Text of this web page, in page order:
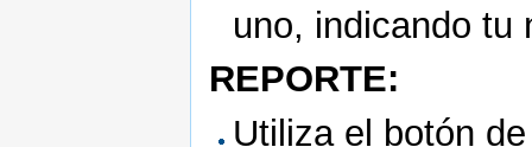
uno, indicando tu
REPORTE:
Utiliza el botón